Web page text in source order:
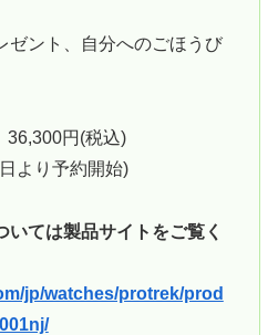
ゼント、自分へのごほうび
円(税込)
より予約開始)
ては製品サイトをご覧く
jp/watches/protrek/prod